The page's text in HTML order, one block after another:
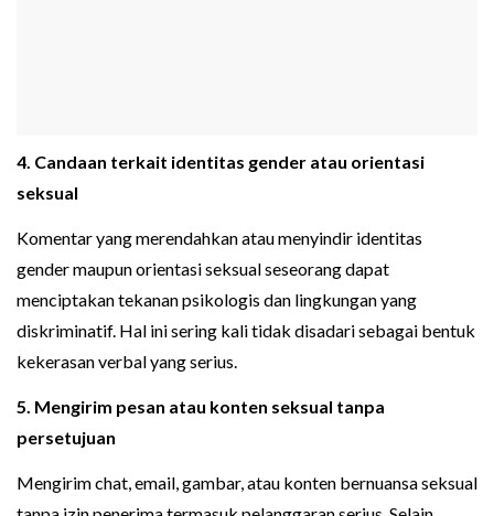
4. Candaan terkait identitas gender atau orientasi
seksual
Komentar yang merendahkan atau menyindir identitas
gender maupun orientasi seksual seseorang dapat
menciptakan tekanan psikologis dan lingkungan yang
diskriminatif. Hal ini sering kali tidak disadari sebagai bentuk
kekerasan verbal yang serius.
5. Mengirim pesan atau konten seksual tanpa
persetujuan
Mengirim chat, email, gambar, atau konten bernuansa seksual